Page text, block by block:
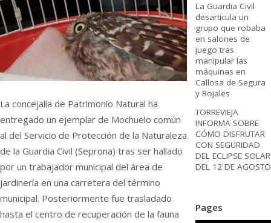
La concejalía de Patrimonio Natural ha
entregado un ejemplar de Mochuelo común
al del Servicio de Protección de la Naturaleza
de la Guardia Civil (Seprona) tras ser hallado
por un trabajador municipal del área de
jardinería en una carretera del término
municipal. Posteriormente fue trasladado
hasta el centro de recuperación de la fauna
La Guardia Civil
desarticula un
grupo que robaba
en salones de
juego tras
manipular las
máquinas en
Callosa de Segura
y Rojales
TORREVIEJA
INFORMA SOBRE
CÓMO DISFRUTAR
CON SEGURIDAD
DEL ECLIPSE SOLAR
DEL 12 DE AGOSTO
Pages